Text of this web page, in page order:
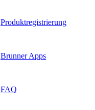
Produktregistrierung
Brunner Apps
FAQ